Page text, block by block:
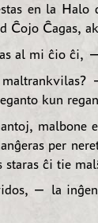
en la Halo
Ĉojo Ĉagas,
al mi ĉio ĉi,
kun
malbone
per
staras ĉi tie
— la